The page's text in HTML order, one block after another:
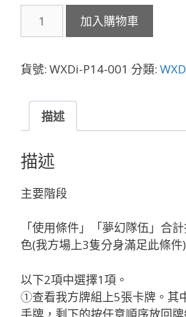
P14-
ス
ラ
シ
ュ
フ
ィ
ー
ル
ド
「Piece
色
」
加入購物車
貨號: WXDi-P14-001 分類:
描述
描述
主要階段
「使用條件」「夢幻隊伍」合
色(我方場上3隻分身滿足此條件)
以下2項中選擇1項。
①查看我方牌組上5張卡牌。其